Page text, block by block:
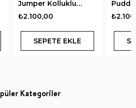
Jumper Kolluklu
Yüzme Yeleği 2-6 Yaş
₺2.100,00
SEPETE EKLE
Yeleği
Kategoriler